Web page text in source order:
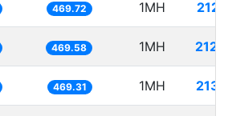
469.72 1MH
469.58 1MH
469.31 1MH